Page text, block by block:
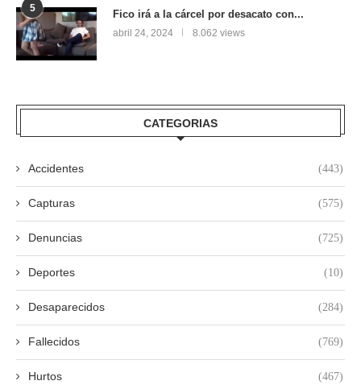
5 Fico irá a la cárcel por desacato con...
abril 24, 2024 8.062 views
CATEGORIAS
Accidentes (443)
Capturas (575)
Denuncias (725)
Deportes (10)
Desaparecidos (284)
Fallecidos (769)
Hurtos (467)